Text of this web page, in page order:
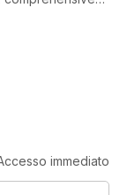
events listings,
Northern cross
2012 summer,
and this
your glutsimmediato